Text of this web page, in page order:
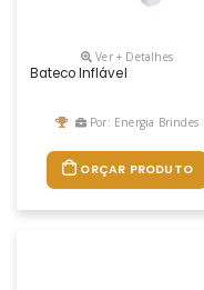
Ver + Detalhes
Bateco Inflável
Por: Energia Brindes
ORÇAR PRODUTO